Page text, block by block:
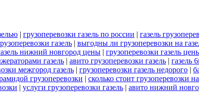
| грузоперевозки газель по россии | газель
газель | выгодны ли грузоперевозки на
нижний новгород цены | грузоперевозки газель
газель | авито грузоперевозки газель | газель
межгород газель | грузоперевозки газель недорого |
грузоперевозки | сколько стоит грузоперевозки
| услуги грузоперевозки газель | авито нижний